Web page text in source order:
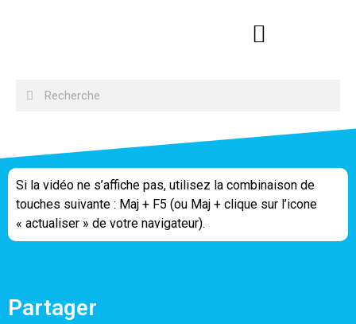
Si la vidéo ne s’affiche pas, utilisez la combinaison de
touches suivante : Maj + F5 (ou Maj + clique sur l’icone
« actualiser » de votre navigateur).
Partager